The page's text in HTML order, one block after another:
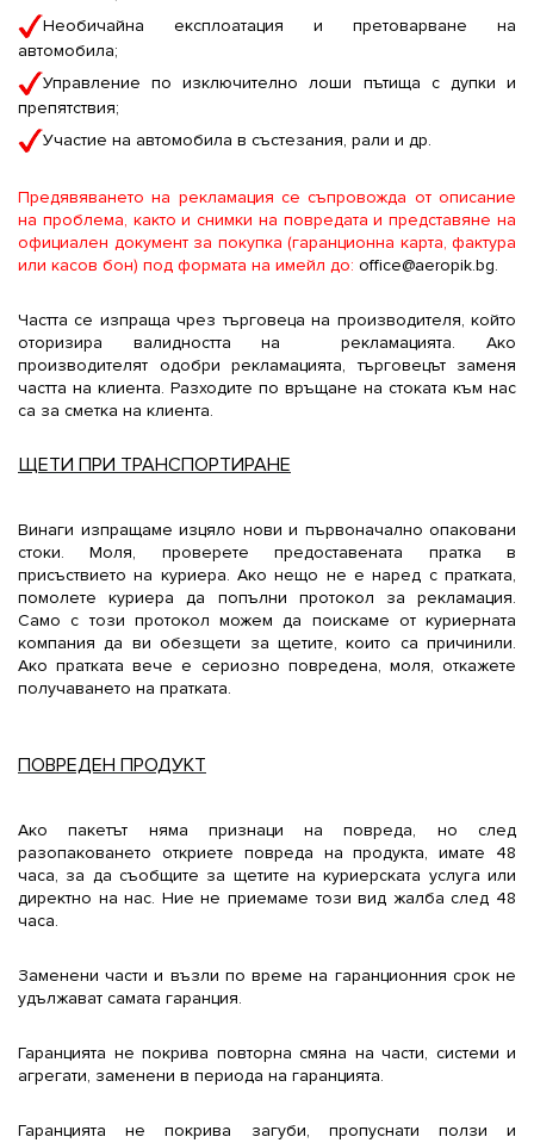
Необичайна експлоатация и претоварване на
автомобила;
Управление по изключително лоши пътища с дупки и
препятствия;
Участие на автомобила в състезания, рали и др.
Предявяването на рекламация се съпровожда от описание
на проблема, както и снимки на повредата и представяне на
официален документ за покупка (гаранционна карта, фактура
или касов бон) под формата на имейл до: office@aeropik.bg.
Частта се изпраща чрез търговеца на производителя, който
оторизира валидността на рекламацията. Ако
производителят одобри рекламацията, търговецът заменя
частта на клиента. Разходите по връщане на стоката към нас
са за сметка на клиента.
ЩЕТИ ПРИ ТРАНСПОРТИРАНЕ
Винаги изпращаме изцяло нови и първоначално опаковани
стоки. Моля, проверете предоставената пратка в
присъствието на куриера. Ако нещо не е наред с пратката,
помолете куриера да попълни протокол за рекламация.
Само с този протокол можем да поискаме от куриерната
компания да ви обезщети за щетите, които са причинили.
Ако пратката вече е сериозно повредена, моля, откажете
получаването на пратката.
ПОВРЕДЕН ПРОДУКТ
Ако пакетът няма признаци на повреда, но след
разопаковането откриете повреда на продукта, имате 48
часа, за да съобщите за щетите на куриерската услуга или
директно на нас. Ние не приемаме този вид жалба след 48
часа.
Заменени части и възли по време на гаранционния срок не
удължават самата гаранция.
Гаранцията не покрива повторна смяна на части, системи и
агрегати, заменени в периода на гаранцията.
Гаранцията не покрива загуби, пропуснати ползи и